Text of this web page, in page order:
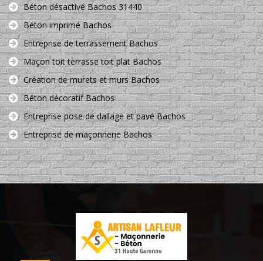
Béton désactivé Bachos 31440
Béton imprimé Bachos
Entreprise de terrassement Bachos
Maçon toit terrasse toit plat Bachos
Création de murets et murs Bachos
Béton décoratif Bachos
Entreprise pose de dallage et pavé Bachos
Entreprise de maçonnerie Bachos